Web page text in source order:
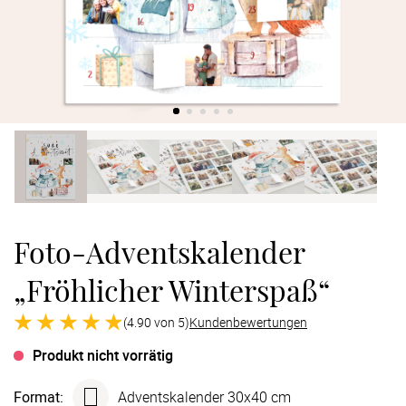
Foto-Adventskalender
„Fröhlicher Winterspaß“
(4.90 von 5)Kundenbewertungen
Produkt nicht vorrätig
Format: Advents­kalender 30x40 cm